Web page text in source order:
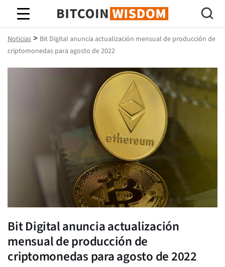
Sabiduría de Bitcoin
Noticias > Bit Digital anuncia actualización mensual de producción de
criptomonedas para agosto de 2022
Bit Digital anuncia actualización
mensual de producción de
criptomonedas para agosto de 2022